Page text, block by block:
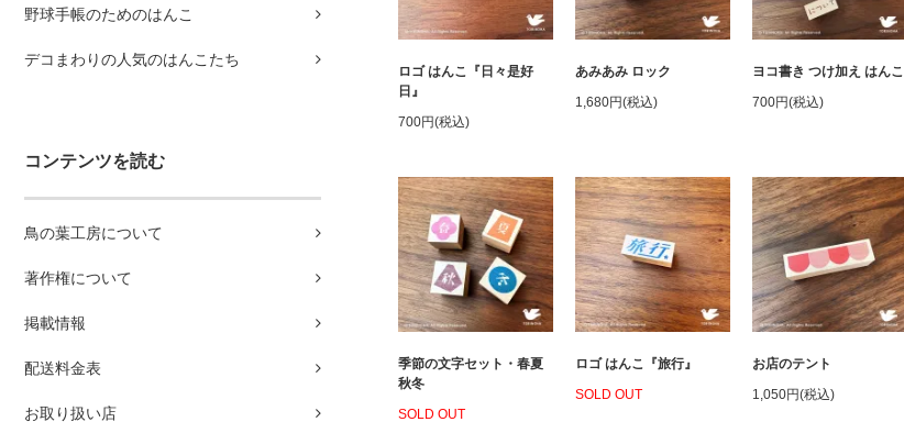
野球手帳のためのはんこ
デコまわりの人気のはんこたち
コンテンツを読む
鳥の葉工房について
著作権について
掲載情報
配送料金表
お取り扱い店
ロゴ はんこ『日々是好
日』
700円(税込)
あみあみ ロック
1,680円(税込)
ヨコ書き つけ加え はんこ
700円(税込)
季節の文字セット・春夏
秋冬
SOLD OUT
ロゴ はんこ『旅行』
SOLD OUT
お店のテント
1,050円(税込)